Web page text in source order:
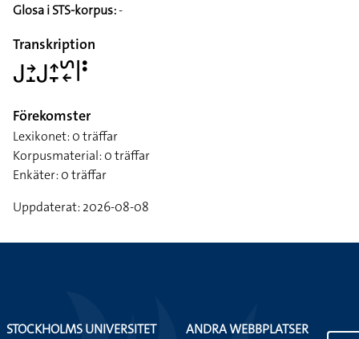
Glosa i STS-korpus:-
Transkription
􌤢􌥔􌤸􌤢􌤴􌥙􌥲􌦈􌥼􌥻
Förekomster
Lexikonet: 0 träffar
Korpusmaterial: 0 träffar
Enkäter: 0 träffar
Uppdaterat: 2026-08-08
STOCKHOLMS UNIVERSITET
ANDRA WEBBPLATSER